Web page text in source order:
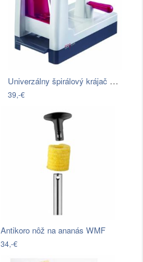
Univerzálny špirálový krájač na…
39,-€
Antikoro nôž na ananás WMF
34,-€